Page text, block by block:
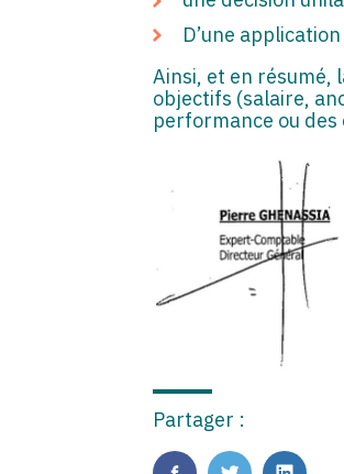
D’une
Ainsi, et en résumé,
objectifs (salaire,
performance ou
Partager :